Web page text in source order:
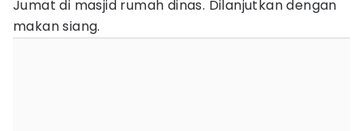
Jumat di masjid rumah dinas. Dilanjutkan dengan
makan siang.